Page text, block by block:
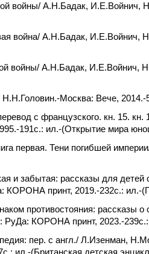
войны/ А.Н.Бадак,
война/ А.Н.Бадак,
войны/ А.Н.Бадак,
Москва: Вече,
с французского. кн. 15.
191c.: ил.-(Открытие мира
первая. Тени погибшей
и забытая: рассказы для
КОРОНА принт, 2019.-232c.: ил.-
противостояния: рассказы
РуДа: КОРОНА принт, 2023.-
пер. с англ./ Л.Изенман,
ил.-(Британская детская